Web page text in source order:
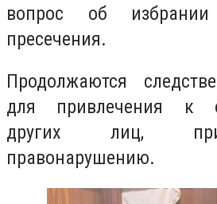
вопрос об
пресечения.
Продолжаются
для привлечения к
других лиц,
правонарушению.